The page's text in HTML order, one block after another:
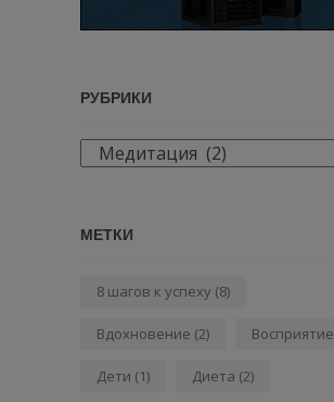
РУБРИКИ
Рубрики
МЕТКИ
8 шагов к успеху (8)
Вдохновение (2) Восприятие
Дети (1) Диета (2)